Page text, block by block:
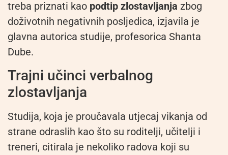
treba priznati kao podtip zlostavljanja zbog
doživotnih negativnih posljedica, izjavila je
glavna autorica studije, profesorica Shanta
Dube.
Trajni učinci verbalnog
zlostavljanja
Studija, koja je proučavala utjecaj vikanja od
strane odraslih kao što su roditelji, učitelji i
treneri, citirala je nekoliko radova koji su